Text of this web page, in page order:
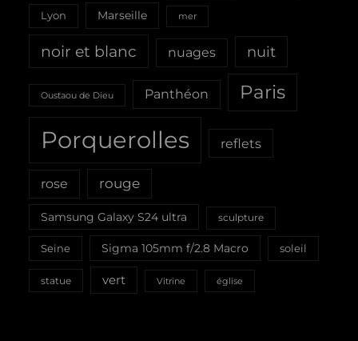
Lyon Marseille mer
noir et blanc nuages nuit
Oustaou de Dieu Panthéon Paris
Porquerolles reflets
rose rouge
Samsung Galaxy S24 ultra sculpture
Seine Sigma 105mm f/2.8 Macro soleil
statue vert Vitrine église